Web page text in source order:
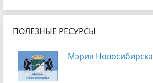
ПОЛЕЗНЫЕ РЕСУРСЫ
Мэрия Новосибирска